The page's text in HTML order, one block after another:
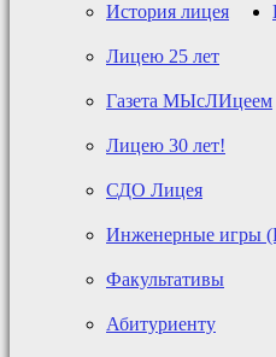
История лицея
Лицею 25 лет
Газета МЫсЛИцеем
Лицею 30 лет!
СДО Лицея
Инженерные игры
Факультативы
Абитуриенту